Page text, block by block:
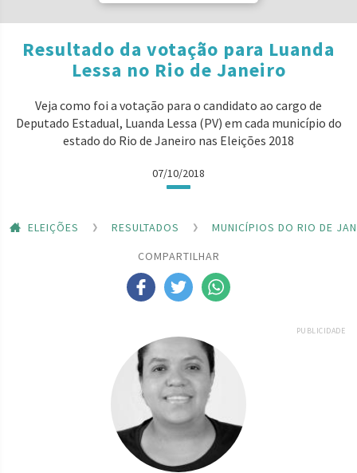
Resultado da votação para Luanda
Lessa no Rio de Janeiro
Veja como foi a votação para o candidato ao cargo de
Deputado Estadual, Luanda Lessa (PV) em cada município do
estado do Rio de Janeiro nas Eleições 2018
07/10/2018
ELEIÇÕES RESULTADOS
MUNICÍPIOS DO RIO DE
COMPARTILHAR
PUBLICIDADE